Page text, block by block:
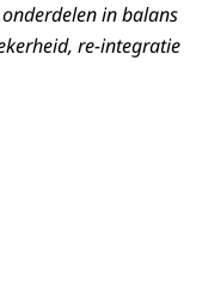
in balans
re-integratie